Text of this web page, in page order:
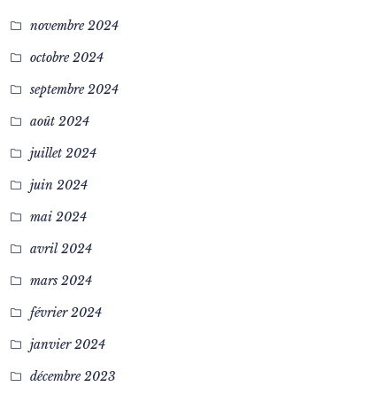
novembre 2024
octobre 2024
septembre 2024
août 2024
juillet 2024
juin 2024
mai 2024
avril 2024
mars 2024
février 2024
janvier 2024
décembre 2023